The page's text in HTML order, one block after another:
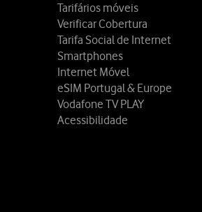
Tarifários móveis
Verificar Cobertura
Tarifa Social de Internet
Smartphones
Internet Móvel
eSIM Portugal & Europe
Vodafone TV PLAY
Acessibilidade